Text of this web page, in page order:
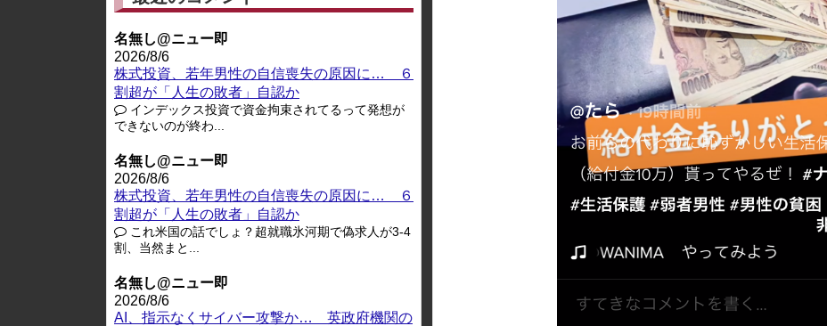
名無し@ニュー即
2026/8/6
株式投資、若年男性の自信喪失の原因に… ６
割超が「人生の敗者」自認か
インデックス投資で資金拘束されてるって発想が
できないのが終わ...
名無し@ニュー即
2026/8/6
株式投資、若年男性の自信喪失の原因に… ６
割超が「人生の敗者」自認か
これ米国の話でしょ？超就職氷河期で偽求人が3-4
割、当然まと...
名無し@ニュー即
2026/8/6
AI、指示なくサイバー攻撃か… 英政府機関の